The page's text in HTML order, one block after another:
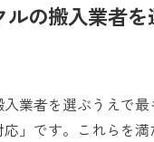
ルの搬入業者
業者を選ぶうえで
」です。これらを満